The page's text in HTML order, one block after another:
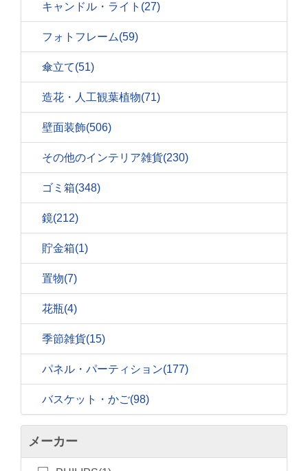
キャンドル・ライト (27)
フォトフレーム(59)
傘立て(51)
造花・人工観葉植物(71)
壁面装飾(506)
その他のインテリア雑貨(230)
ゴミ箱(348)
鏡(212)
貯金箱(1)
置物(7)
花瓶(4)
季節雑貨(15)
パネル・パーティション(177)
バスケット・かご(98)
メーカー